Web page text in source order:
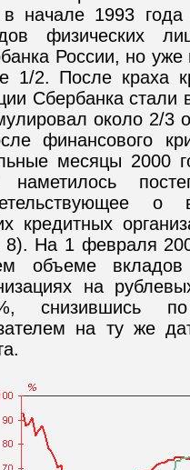
начале 1993 года
физических
России, но
1/2. После краха
Сбербанка стали
около 2/3
финансового
месяцы 2000
наметилось
о
кредитных
8). На 1 февраля
объеме
на
снизившись
на ту же